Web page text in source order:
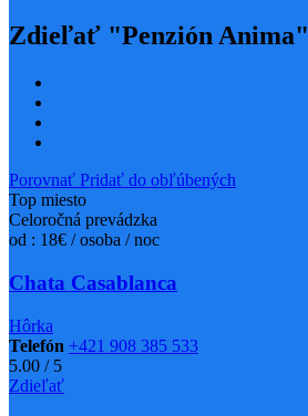
Zdieľať "Penzión Anima"
Porovnať Pridať do obľúbených
Top miesto
Celoročná prevádzka
od : 18€ / osoba / noc
Chata Casablanca
Hôrka
Telefón +421 908 385 533
5.00 /5
Zdieľať